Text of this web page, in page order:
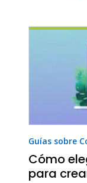
Guías sobre
Cómo
para